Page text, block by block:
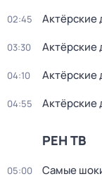
02:45 Актёрские
03:30 Актёрские
04:10 Актёрские
04:55 Актёрские
РЕН ТВ
05:00 Самые